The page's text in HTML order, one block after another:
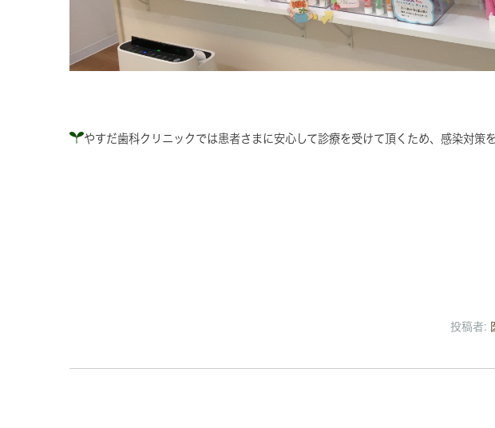
やすだ歯科クリニックでは患者さまに安心して診療を受けて頂くため、感染対策
投稿者: